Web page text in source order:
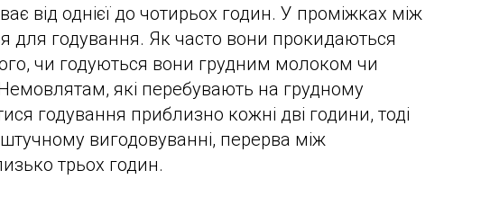
від однієї до чотирьох годин. У проміжках між
годування. Як часто вони прокидаються
чи годуються вони грудним молоком чи
які перебувають на грудному
годування приблизно кожні дві години, тоді
вигодовуванні, перерва між
трьох годин.